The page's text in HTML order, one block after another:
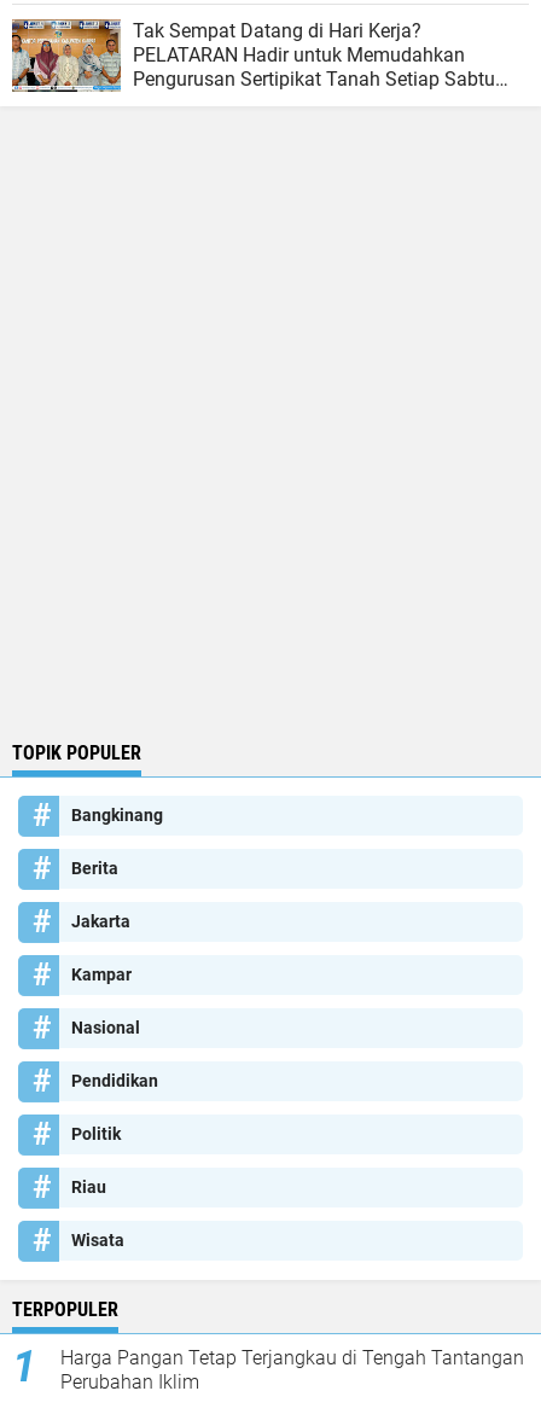
Tak Sempat Datang di Hari Kerja?
PELATARAN Hadir untuk Memudahkan
Pengurusan Sertipikat Tanah Setiap Sabtu
TOPIK POPULER
Bangkinang
Berita
Jakarta
Kampar
Nasional
Pendidikan
Politik
Riau
Wisata
TERPOPULER
Harga Pangan Tetap Terjangkau di Tengah Tantangan
Perubahan Iklim